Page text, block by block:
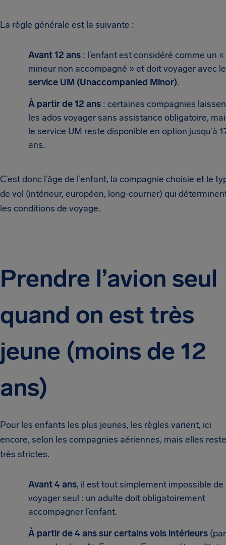
La règle générale est la suivante :
Avant 12 ans : l’enfant est considéré comme un «
mineur non accompagné » et doit voyager avec le
service UM (Unaccompanied Minor).
À partir de 12 ans : certaines compagnies
les ados voyager sans assistance obligatoire,
le service UM reste disponible en option jusqu’à
ans.
C’est donc l’âge de l’enfant, la compagnie choisie et le
de vol (intérieur, européen, long-courrier) qui
les conditions de voyage.
Prendre l’avion seul
quand on est très
jeune (moins de 12
ans)
Pour les enfants les plus jeunes, les règles varient, ici
encore, selon les compagnies aériennes, mais elles
très strictes.
Avant 4 ans, il est tout simplement impossible de
voyager seul : un adulte doit obligatoirement
accompagner l’enfant.
À partir de 4 anssur certains vols intérieurs (par